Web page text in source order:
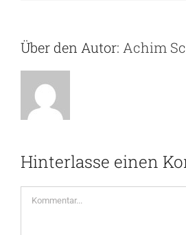
Über den Autor: Achim
Hinterlasse einen
Kommentar